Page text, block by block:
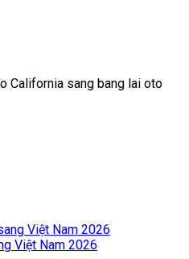
California sang bang lai oto
Việt Nam 2026